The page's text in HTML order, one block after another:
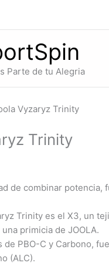
Parte de tu Alegria
Vyzaryz Trinity
Trinity
de combinar
Trinity es el X3, un
primicia de JOOLA.
de PBO-C y Carbono,
(ALC).